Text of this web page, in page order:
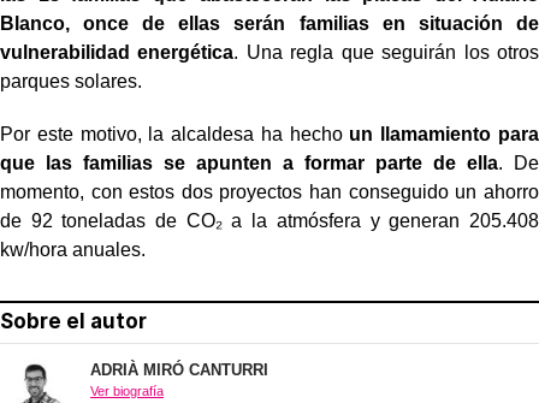
Blanco, once de ellas serán familias en situación de
vulnerabilidad energética. Una regla que seguirán los otros
parques solares.
Por este motivo, la alcaldesa ha hecho un llamamiento para
que las familias se apunten a formar parte de ella. De
momento, con estos dos proyectos han conseguido un ahorro
de 92 toneladas de CO₂ a la atmósfera y generan 205.408
kw/hora anuales.
Sobre el autor
ADRIÀ MIRÓ CANTURRI
Ver biografía